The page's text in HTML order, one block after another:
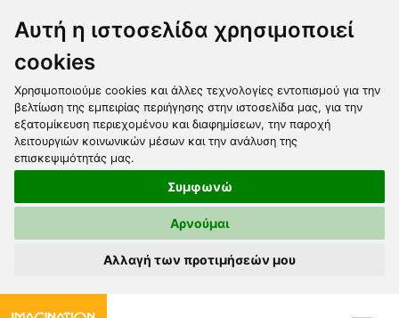
Αυτή η ιστοσελίδα χρησιμοποιεί
cookies
Χρησιμοποιούμε cookies και άλλες τεχνολογίες εντοπισμού για την
βελτίωση της εμπειρίας περιήγησης στην ιστοσελίδα μας, για την
εξατομίκευση περιεχομένου και διαφημίσεων, την παροχή
λειτουργιών κοινωνικών μέσων και την ανάλυση της
επισκεψιμότητάς μας.
Συμφωνώ
Αρνούμαι
Αλλαγή των προτιμήσεών μου